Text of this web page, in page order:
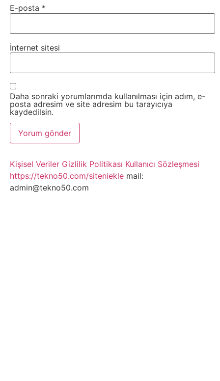
Youtube
E-posta *
İnternet sitesi
Daha sonraki yorumlarımda kullanılması için adım, e-
posta adresim ve site adresim bu tarayıcıya
kaydedilsin.
Kişisel Veriler Gizlilik Politikası Kullanıcı Sözleşmesi
https://tekno50.com/siteniekle mail:
admin@tekno50.com